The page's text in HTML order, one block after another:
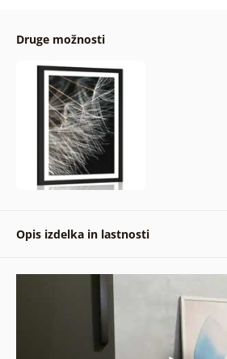
Druge možnosti
Opis izdelka in lastnosti